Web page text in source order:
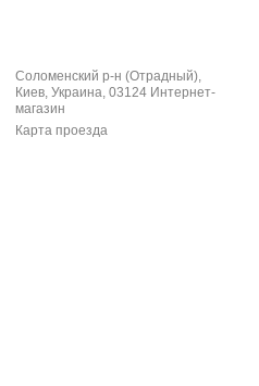
Соломенский р-н (Отрадный),
Киев, Украина, 03124 Интернет-
магазин
Карта проезда